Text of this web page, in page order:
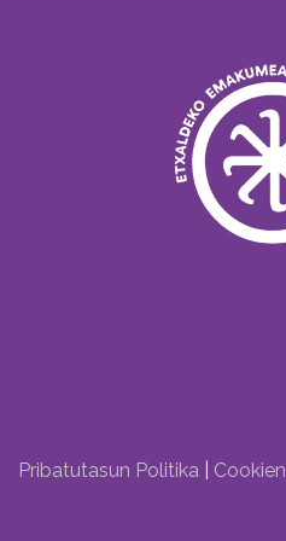
Pribatutasun Politika